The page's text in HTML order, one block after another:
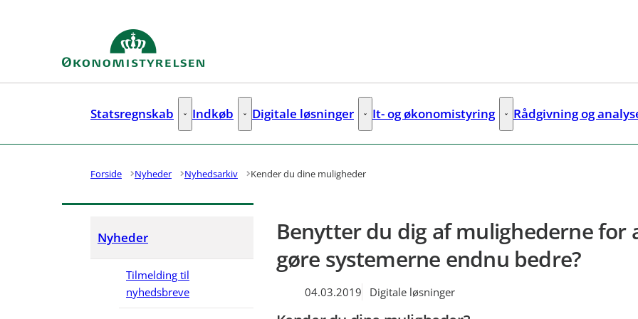
Statsregnskab Statsregnskab - Flere links
Indkøb Indkøb - Flere links
Digitale løsninger Digitale løsninger - Flere links
It- og økonomistyring It- og økonomistyring - Flere
Rådgivning og
Forside Nyheder Nyhedsarkiv Kender du dine muligheder
Nyheder
Tilmelding til
nyhedsbreve
Benytter du dig af mulighederne for
gøre systemerne endnu bedre?
04.03.2019 Digitale løsninger